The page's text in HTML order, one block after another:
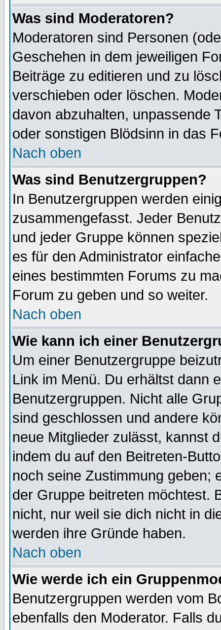
Was sind Moderatoren?
Moderatoren sind Personen
Geschehen in dem jeweiligen
Beiträge zu editieren und zu
verschieben oder löschen.
davon abzuhalten, unpassende
oder sonstigen Blödsinn in das
Nach oben
Was sind Benutzergruppen?
In Benutzergruppen werden
zusammengefasst. Jeder
und jeder Gruppe können
es für den Administrator
eines bestimmten Forums zu
Forum zu geben und so weiter.
Nach oben
Wie kann ich einer
Um einer Benutzergruppe
Link im Menü. Du erhältst dann
Benutzergruppen. Nicht alle
sind geschlossen und andere
neue Mitglieder zulässt, kannst
indem du auf den Beitreten-
noch seine Zustimmung geben;
der Gruppe beitreten möchtest.
nicht, nur weil sie dich nicht in
werden ihre Gründe haben.
Nach oben
Wie werde ich ein
Benutzergruppen werden vom
ebenfalls den Moderator. Falls